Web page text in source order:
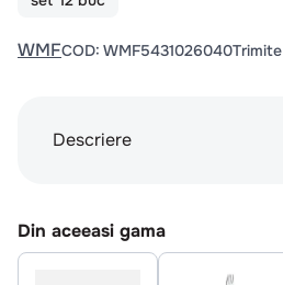
5. burger
ceafa
10.pizza
WMFCOD: WMF5431026040Trimite
Descriere
Din aceeasi gama